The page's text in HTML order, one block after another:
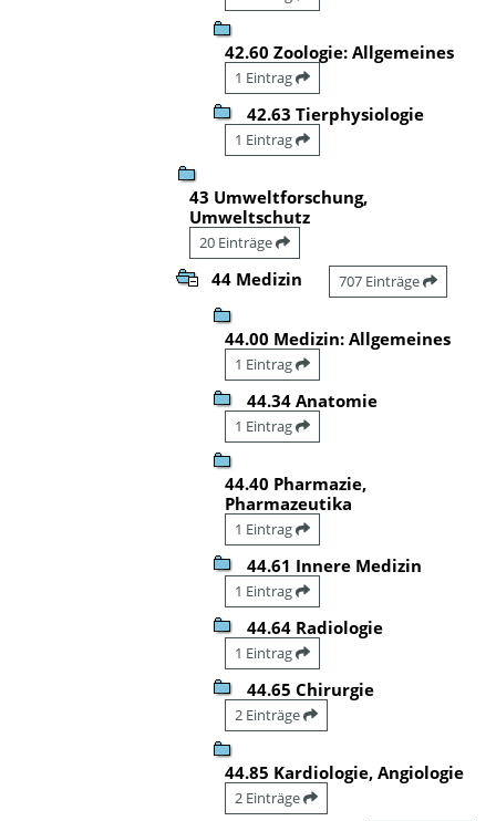
42.60 Zoologie: Allgemeines
1 Eintrag
42.63 Tierphysiologie
1 Eintrag
43 Umweltforschung,
Umweltschutz
20 Einträge
44 Medizin 707 Einträge
44.00 Medizin: Allgemeines
1 Eintrag
44.34 Anatomie
1 Eintrag
44.40 Pharmazie,
Pharmazeutika
1 Eintrag
44.61 Innere Medizin
1 Eintrag
44.64 Radiologie
1 Eintrag
44.65 Chirurgie
2 Einträge
44.85 Kardiologie, Angiologie
2 Einträge